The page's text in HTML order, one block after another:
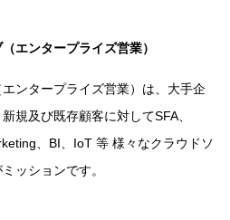
エンタープライズ営業）
ンタープライズ営業）は、大手企
規及び既存顧客に対してSFA、
、BI、IoT 等 様々なクラウドソ
ッションです。